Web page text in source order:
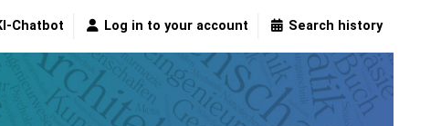
Chatbot Log in to your account Search history